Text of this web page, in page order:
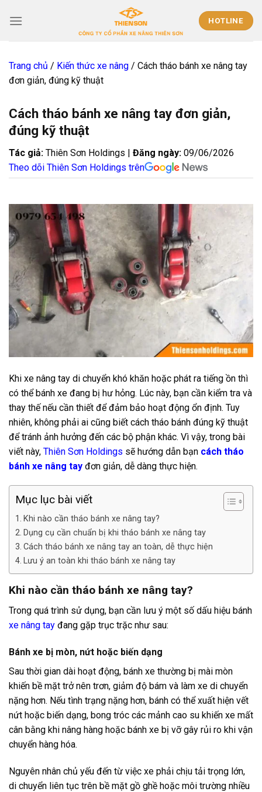
HOTLINE
Trang chủ / Kiến thức xe nâng / Cách tháo bánh xe nâng tay
đơn giản, đúng kỹ thuật
Cách tháo bánh xe nâng tay đơn giản,
đúng kỹ thuật
Tác giả: Thiên Sơn Holdings | Đăng ngày: 09/06/2026
Theo dõi Thiên Sơn Holdings trên
Khi xe nâng tay di chuyển khó khăn hoặc phát ra tiếng ồn thì
có thể bánh xe đang bị hư hỏng. Lúc này, bạn cần kiểm tra và
thay thế nếu cần thiết để đảm bảo hoạt động ổn định. Tuy
nhiên, không phải ai cũng biết cách tháo bánh đúng kỹ thuật
để tránh ảnh hưởng đến các bộ phận khác. Vì vậy, trong bài
viết này, Thiên Sơn Holdings sẽ hướng dẫn bạn cách tháo
bánh xe nâng tay đơn giản, dễ dàng thực hiện.
Mục lục bài viết
Khi nào cần tháo bánh xe nâng tay?
Dụng cụ cần chuẩn bị khi tháo bánh xe nâng tay
Cách tháo bánh xe nâng tay an toàn, dễ thực hiện
Lưu ý an toàn khi tháo bánh xe nâng tay
Khi nào cần tháo bánh xe nâng tay?
Trong quá trình sử dụng, bạn cần lưu ý một số dấu hiệu bánh
xe nâng tay đang gặp trục trặc như sau:
Bánh xe bị mòn, nứt hoặc biến dạng
Sau thời gian dài hoạt động, bánh xe thường bị mài mòn
khiến bề mặt trở nên trơn, giảm độ bám và làm xe di chuyển
nặng hơn. Nếu tình trạng nặng hơn, bánh có thể xuất hiện vết
nứt hoặc biến dạng, bong tróc các mảnh cao su khiến xe mất
cân bằng khi nâng hàng hoặc bánh xe bị vỡ gây rủi ro khi vận
chuyển hàng hóa.
Nguyên nhân chủ yếu đến từ việc xe phải chịu tải trọng lớn,
di chuyển liên tục trên bề mặt gồ ghề hoặc môi trường nhiều